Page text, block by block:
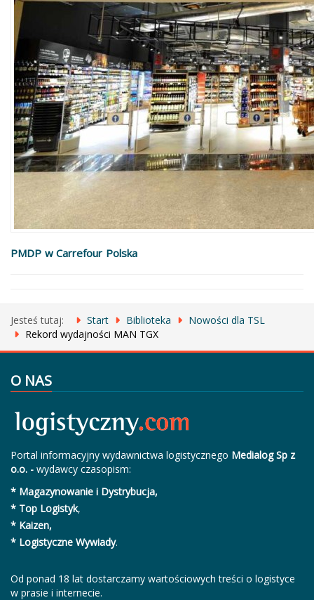
PMDP w Carrefour Polska
Jesteś tutaj: Start Biblioteka
Nowości dla TSL
Rekord wydajności MAN TGX
O NAS
Portal informacyjny wydawnictwa logistycznego Medialog Sp z
o.o. - wydawcy czasopism:
* Magazynowanie i Dystrybucja,
* Top Logistyk,
* Kaizen,
* Logistyczne Wywiady.
Od ponad 18 lat dostarczamy wartościowych treści o logistyce
w prasie i internecie.